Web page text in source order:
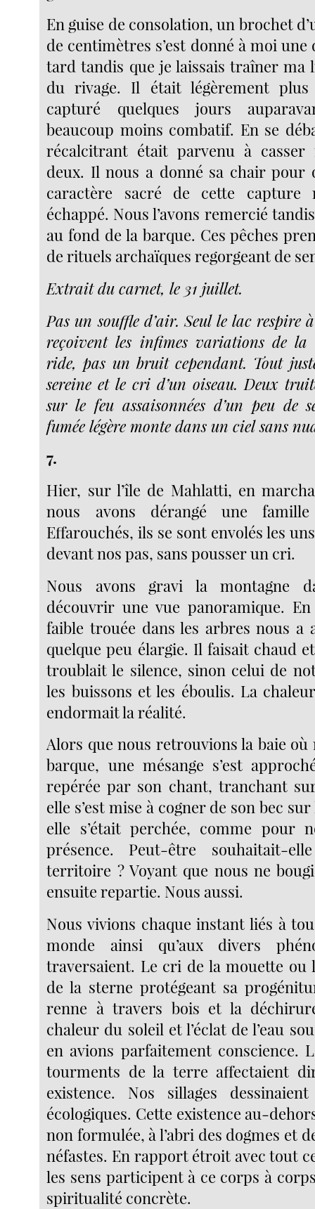
En guise de consolation, un brochet
de centimètres s’est donné à moi
tard tandis que je laissais traîner ma
du rivage. Il était légèrement
capturé quelques jours
beaucoup moins combatif. En se
récalcitrant était parvenu à casser
deux. Il nous a donné sa chair pour
caractère sacré de cette
échappé. Nous l’avons remercié
au fond de la barque. Ces pêches
de rituels archaïques regorgeant de
Extrait du carnet, le 31 juillet.
Pas un souffle d’air. Seul le lac respire
reçoivent les infimes variations de la
ride, pas un bruit cependant. Tout
sereine et le cri d’un oiseau. Deux
sur le feu assaisonnées d’un peu de
fumée légère monte dans un ciel sans
7.
Hier, sur l’île de Mahlatti, en
nous avons dérangé une famille
Effarouchés, ils se sont envolés les
devant nos pas, sans pousser un cri.
Nous avons gravi la montagne
découvrir une vue panoramique.
faible trouée dans les arbres nous a
quelque peu élargie. Il faisait chaud
troublait le silence, sinon celui de
les buissons et les éboulis. La
endormait la réalité.
Alors que nous retrouvions la baie où
barque, une mésange s’est
repérée par son chant, tranchant
elle s’est mise à cogner de son bec
elle s’était perchée, comme pour
présence. Peut-être souhaitait-
territoire ? Voyant que nous ne
ensuite repartie. Nous aussi.
Nous vivions chaque instant liés à
monde ainsi qu’aux divers
traversaient. Le cri de la mouette ou
de la sterne protégeant sa
renne à travers bois et la
chaleur du soleil et l’éclat de l’eau
en avions parfaitement conscience.
tourments de la terre affectaient
existence. Nos sillages
écologiques. Cette existence au-
non formulée, à l’abri des dogmes et
néfastes. En rapport étroit avec tout
les sens participent à ce corps à
spiritualité concrète.